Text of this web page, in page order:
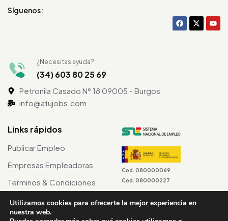
Síguenos:
¿Necesitas ayuda?
(34) 603 80 25 69
Petronila Casado N° 18 09005 - Burgos
info@atujobs.com
Links rápidos
Publicar Empleo
Empresas Empleadoras
Terminos & Condiciones
Cod. 080000069
Cod. 080000227
Utilizamos cookies para ofrecerte la mejor experiencia en
nuestra web.